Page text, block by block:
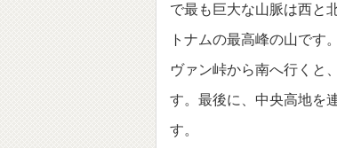
で最も巨大な山脈は西と
トナムの最高峰の山です
ヴァン峠から南へ行くと
す。最後に、中央高地を
す。